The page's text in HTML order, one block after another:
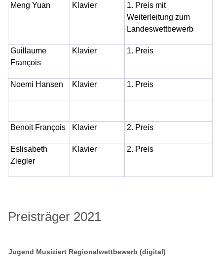
Meng Yuan Klavier
1. Preis mit
Weiterleitung zum
Landeswettbewerb
Guillaume
François
Klavier 1. Preis
Noemi Hansen Klavier 1. Preis
Benoit François Klavier 2. Preis
Eslisabeth
Ziegler
Klavier 2. Preis
Preisträger 2021
Jugend Musiziert Regionalwettbewerb (digital)